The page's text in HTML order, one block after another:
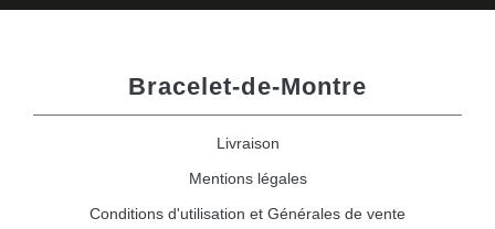
Bracelet-de-Montre
Livraison
Mentions légales
Conditions d'utilisation et Générales de vente